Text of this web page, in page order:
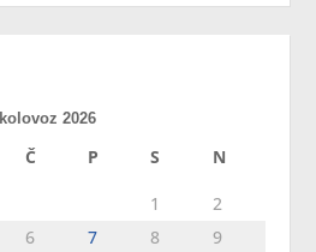
kolovoz 2026
Č P S N
1
2
6 7 8
9